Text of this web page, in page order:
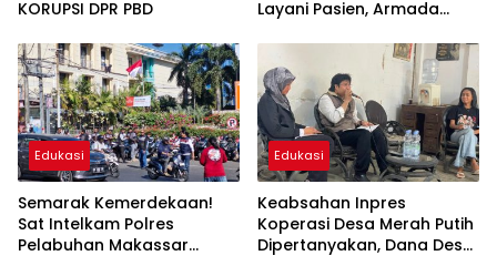
KORUPSI DPR PBD
Layani Pasien, Armada
Edukasi
Semarak Kemerdekaan!
Sat Intelkam Polres
Pelabuhan Makassar
Edukasi
Keabsahan Inpres
Koperasi Desa Merah Putih
Dipertanyakan, Dana Desa